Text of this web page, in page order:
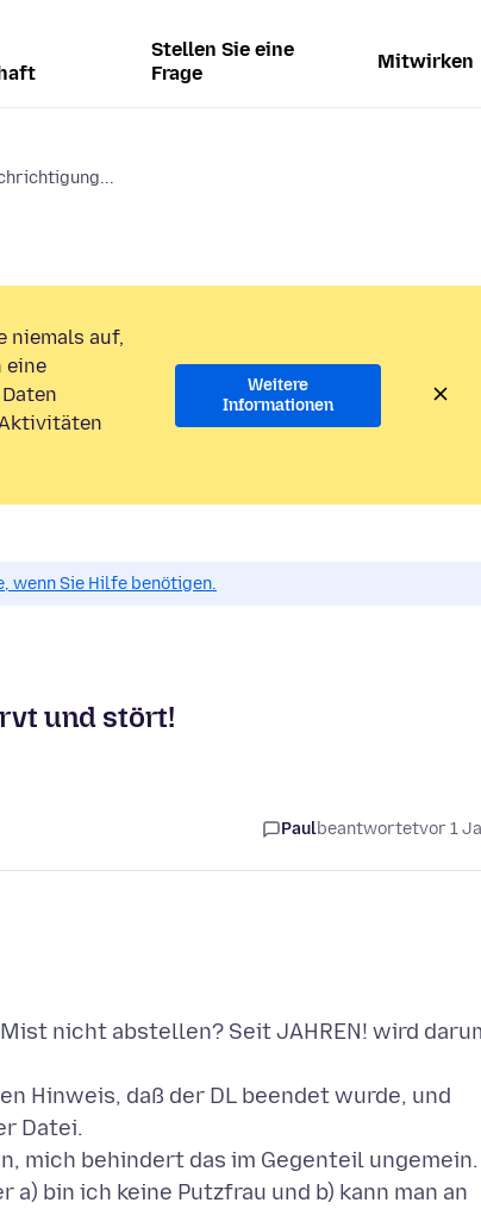
Stellen Sie eine
Frage
Mitwirken
niemals auf,
eine
Weitere
Informationen
wenn Sie Hilfe benötigen.
und stört!
Paulbeantwortetvor 1
nicht abstellen? Seit JAHREN! wird
Hinweis, daß der DL beendet wurde, und
Datei.
mich behindert das im Gegenteil ungemein.
bin ich keine Putzfrau und b) kann man an